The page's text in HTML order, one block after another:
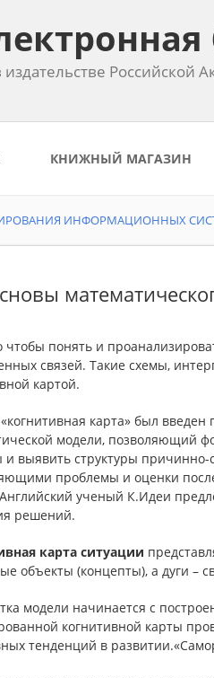
Российской
КНИЖНЫЙ МАГАЗИН
ИНФОРМАЦИОННЫХ
чтобы понять и
связей. Такие схемы,
картой.
карта» был введен
модели, позволяющий
и выявить структуры причинно-
проблемы и оценки
ученый К.Идеи
решений.
карта ситуации
объекты (концепты), а дуги
модели начинается с
когнитивной карты
тенденций в